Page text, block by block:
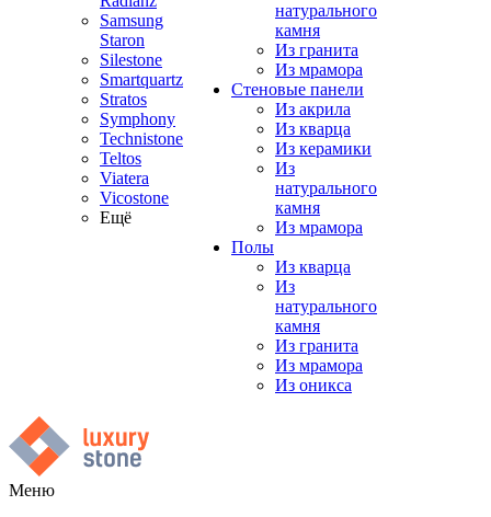
Samsung
Staron
Silestone
Smartquartz
Stratos
Symphony
Technistone
Teltos
Viatera
Vicostone
Ещё
натурального
камня
Из гранита
Из мрамора
Стеновые панели
Из акрила
Из кварца
Из керамики
Из
натурального
камня
Из мрамора
Полы
Из кварца
Из
натурального
камня
Из гранита
Из мрамора
Из оникса
Меню